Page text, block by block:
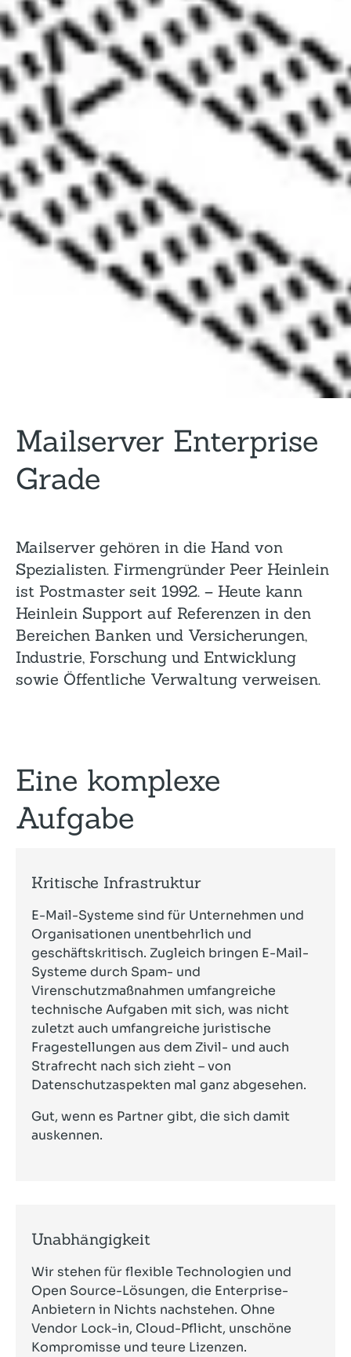
Mailserver Enterprise
Grade
Mailserver gehören in die Hand von
Spezialisten. Firmengründer Peer Heinlein
ist Postmaster seit 1992. – Heute kann
Heinlein Support auf Referenzen in den
Bereichen Banken und Versicherungen,
Industrie, Forschung und Entwicklung
sowie Öffentliche Verwaltung verweisen.
Eine komplexe
Aufgabe
Kritische Infrastruktur
E-Mail-Systeme sind für Unternehmen und
Organisationen unentbehrlich und
geschäftskritisch. Zugleich bringen E-Mail-
Systeme durch Spam- und
Virenschutzmaßnahmen umfangreiche
technische Aufgaben mit sich, was nicht
zuletzt auch umfangreiche juristische
Fragestellungen aus dem Zivil- und auch
Strafrecht nach sich zieht – von
Datenschutzaspekten mal ganz abgesehen.
Gut, wenn es Partner gibt, die sich damit
auskennen.
Unabhängigkeit
Wir stehen für flexible Technologien und
Open Source-Lösungen, die Enterprise-
Anbietern in Nichts nachstehen. Ohne
Vendor Lock-in, Cloud-Pflicht, unschöne
Kompromisse und teure Lizenzen.